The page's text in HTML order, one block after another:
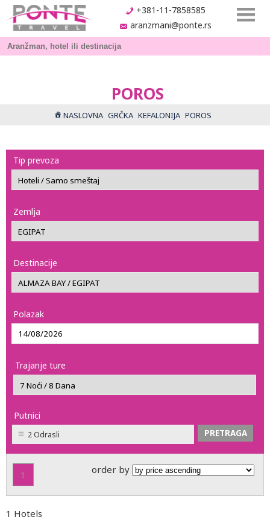
+381-11-7858585
aranzmani@ponte.rs
POROS
NASLOVNA GRČKA KEFALONIJA POROS
Tip prevoza
Zemlja
Destinacije
Polazak
Trajanje ture
Putnici
2 Odrasli
1 order by
1 Hotels